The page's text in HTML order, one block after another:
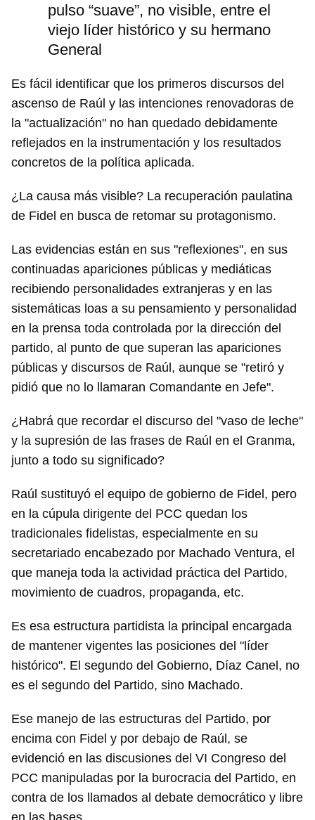
pulso “suave”, no visible, entre el
viejo líder histórico y su hermano
General
Es fácil identificar que los primeros discursos del
ascenso de Raúl y las intenciones renovadoras de
la "actualización" no han quedado debidamente
reflejados en la instrumentación y los resultados
concretos de la política aplicada.
¿La causa más visible? La recuperación paulatina
de Fidel en busca de retomar su protagonismo.
Las evidencias están en sus "reflexiones", en sus
continuadas apariciones públicas y mediáticas
recibiendo personalidades extranjeras y en las
sistemáticas loas a su pensamiento y personalidad
en la prensa toda controlada por la dirección del
partido, al punto de que superan las apariciones
públicas y discursos de Raúl, aunque se "retiró y
pidió que no lo llamaran Comandante en Jefe".
¿Habrá que recordar el discurso del "vaso de leche"
y la supresión de las frases de Raúl en el Granma,
junto a todo su significado?
Raúl sustituyó el equipo de gobierno de Fidel, pero
en la cúpula dirigente del PCC quedan los
tradicionales fidelistas, especialmente en su
secretariado encabezado por Machado Ventura, el
que maneja toda la actividad práctica del Partido,
movimiento de cuadros, propaganda, etc.
Es esa estructura partidista la principal encargada
de mantener vigentes las posiciones del "líder
histórico". El segundo del Gobierno, Díaz Canel, no
es el segundo del Partido, sino Machado.
Ese manejo de las estructuras del Partido, por
encima con Fidel y por debajo de Raúl, se
evidenció en las discusiones del VI Congreso del
PCC manipuladas por la burocracia del Partido, en
contra de los llamados al debate democrático y libre
en las bases.